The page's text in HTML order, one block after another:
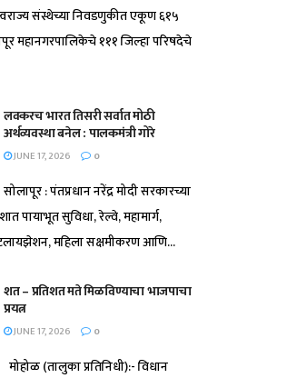
संस्थेच्या निवडणुकीत एकूण ६१५
महानगरपालिकेचे १११ जिल्हा परिषदेचे
लवकरच भारत तिसरी सर्वात मोठी
अर्थव्यवस्था बनेल : पालकमंत्री गोरे
JUNE 17, 2026 0
सोलापूर : पंतप्रधान नरेंद्र मोदी सरकारच्या
पायाभूत सुविधा, रेल्वे, महामार्ग,
महिला सक्षमीकरण आणि...
शत – प्रतिशत मते मिळविण्याचा भाजपाचा
प्रयत्न
JUNE 17, 2026 0
मोहोळ (तालुका प्रतिनिधी):- विधान